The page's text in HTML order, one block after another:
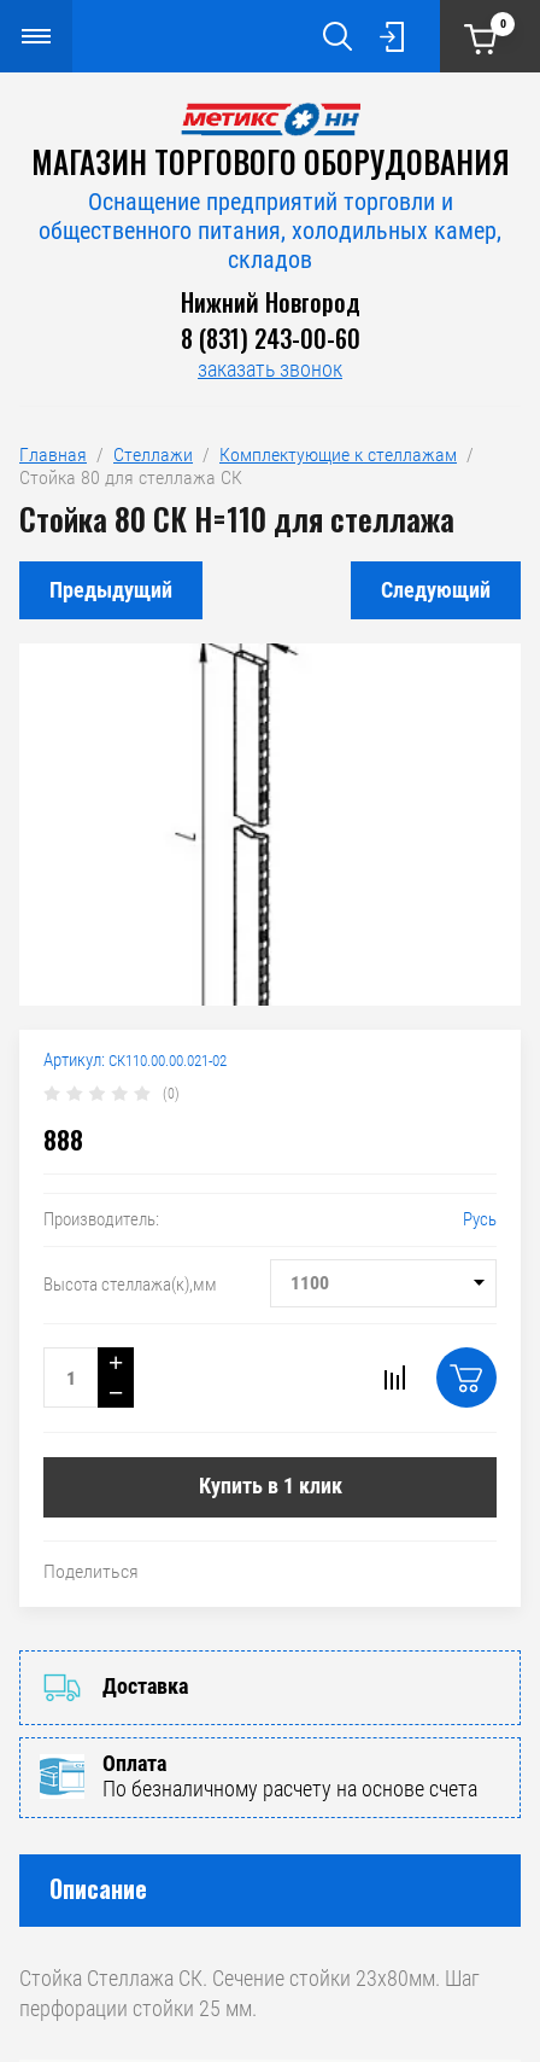
0
МАГАЗИН ТОРГОВОГО ОБОРУДОВАНИЯ
Оснащение предприятий торговли и
общественного питания, холодильных камер,
складов
Нижний Новгород
8 (831) 243-00-60
заказать звонок
Главная
  /
Стеллажи
  /
Комплектующие к стеллажам
  /
Стойка 80 для стеллажа СК
Стойка 80 СК Н=110 для стеллажа
Предыдущий Следующий
Артикул: СК110.00.00.021-02
(0)
888
Производитель: Русь
Высота стеллажа(к),мм 1100
+
−
Купить в 1 клик
Поделиться
Доставка
Оплата
По безналичному расчету на основе счета
Описание
Стойка Стеллажа СК. Сечение стойки 23х80мм. Шаг
перфорации стойки 25 мм.